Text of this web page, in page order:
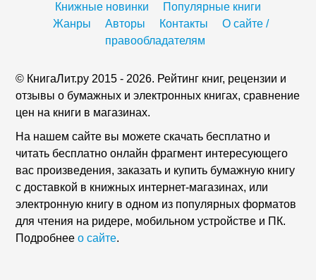
Книжные новинки
Популярные книги
Жанры
Авторы Контакты
О сайте /
правообладателям
© КнигаЛит.ру 2015 - 2026. Рейтинг книг, рецензии и
отзывы о бумажных и электронных книгах, сравнение
цен на книги в магазинах.
На нашем сайте вы можете скачать бесплатно и
читать бесплатно онлайн фрагмент интересующего
вас произведения, заказать и купить бумажную книгу
с доставкой в книжных интернет-магазинах, или
электронную книгу в одном из популярных форматов
для чтения на ридере, мобильном устройстве и ПК.
Подробнеео сайте.